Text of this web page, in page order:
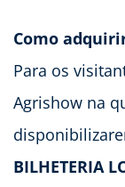
Como
Para os
Agrishow na
BILHETERIA